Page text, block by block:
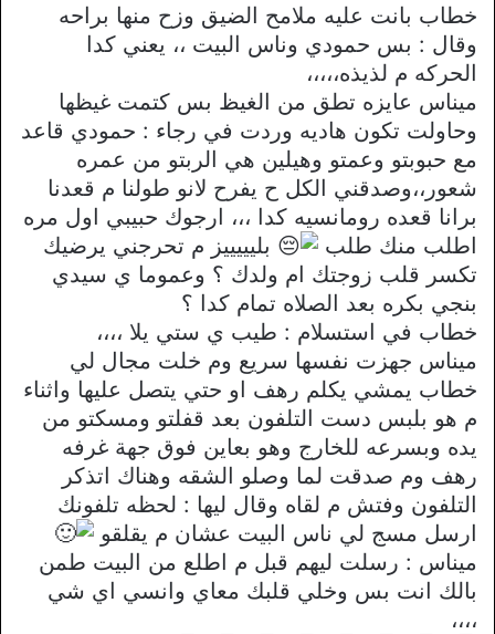
خطاب بانت عليه ملامح الضيق وزح منها براحه
وقال : بس حمودي وناس البيت ،، يعني كدا
الحركه م لذيذه،،،،،
ميناس عايزه تطق من الغيظ بس كتمت غيظها
وحاولت تكون هاديه وردت في رجاء : حمودي قاعد
مع حبوبتو وعمتو وهيلين هي الربتو من عمره
شعور،،وصدقني الكل ح يفرح لانو طولنا م قعدنا
برانا قعده رومانسيه كدا ،،، ارجوك حبيبي اول مره
اطلب منك طلب
بليييييز م تحرجني يرضيك
تكسر قلب زوجتك ام ولدك ؟ وعموما ي سيدي
بنجي بكره بعد الصلاه تمام كدا ؟
خطاب في استسلام : طيب ي ستي يلا ،،،،
ميناس جهزت نفسها سريع وم خلت مجال لي
خطاب يمشي يكلم رهف او حتي يتصل عليها واثناء
م هو بلبس دست التلفون بعد قفلتو ومسكتو من
يده وبسرعه للخارج وهو بعاين فوق جهة غرفه
رهف وم صدقت لما وصلو الشقه وهناك اتذكر
التلفون وفتش م لقاه وقال ليها : لحظه تلفونك
ارسل مسج لي ناس البيت عشان م يقلقو
ميناس : رسلت ليهم قبل م اطلع من البيت طمن
بالك انت بس وخلي قلبك معاي وانسي اي شي
،،،،